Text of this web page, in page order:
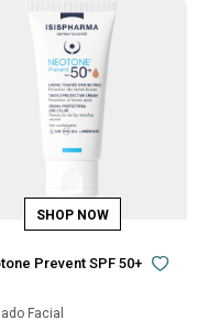
Prevent SPF 50+
Facial